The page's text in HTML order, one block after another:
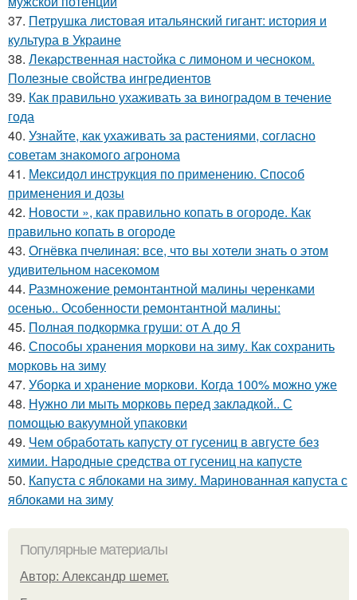
37. Петрушка листовая итальянский гигант: история и
культура в Украине
38. Лекарственная настойка с лимоном и чесноком.
Полезные свойства ингредиентов
39. Как правильно ухаживать за виноградом в течение
года
40. Узнайте, как ухаживать за растениями, согласно
советам знакомого агронома
41. Мексидол инструкция по применению. Способ
применения и дозы
42. Новости », как правильно копать в огороде. Как
правильно копать в огороде
43. Огнёвка пчелиная: все, что вы хотели знать о этом
удивительном насекомом
44. Размножение ремонтантной малины черенками
осенью.. Особенности ремонтантной малины:
45. Полная подкормка груши: от А до Я
46. Способы хранения моркови на зиму. Как сохранить
морковь на зиму
47. Уборка и хранение моркови. Когда 100% можно уже
48. Нужно ли мыть морковь перед закладкой.. С
помощью вакуумной упаковки
49. Чем обработать капусту от гусениц в августе без
химии. Народные средства от гусениц на капусте
50. Капуста с яблоками на зиму. Маринованная капуста с
яблоками на зиму
Популярные материалы
Автор: Александр шемет.